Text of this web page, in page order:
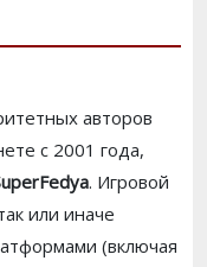
авторов
с 2001 года,
. Игровой
или иначе
(включая